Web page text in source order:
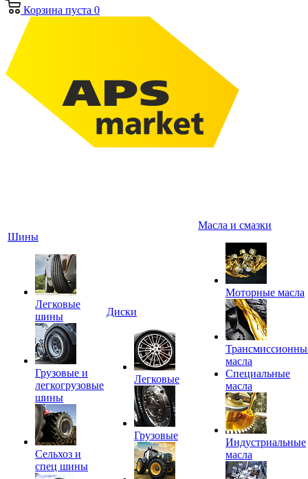
Корзина пуста 0
Шины
Легковые
шины
Грузовые и
легкогрузовые
шины
Сельхоз и
спец шины
Диски
Легковые
Грузовые
Масла и смазки
Моторные масла
масла
Специальные
масла
Индустриальные
масла